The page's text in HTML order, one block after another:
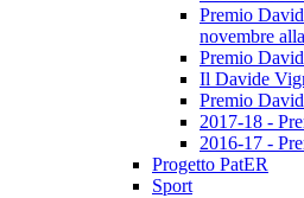
Premio
novembre
Premio
Il Davide
Premio
2017-18 -
2016-17 -
Progetto PatER
Sport